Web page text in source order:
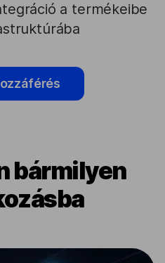
a termékeibe
bármilyen